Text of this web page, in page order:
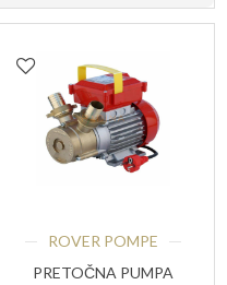
ROVER POMPE
PRETOČNA PUMPA